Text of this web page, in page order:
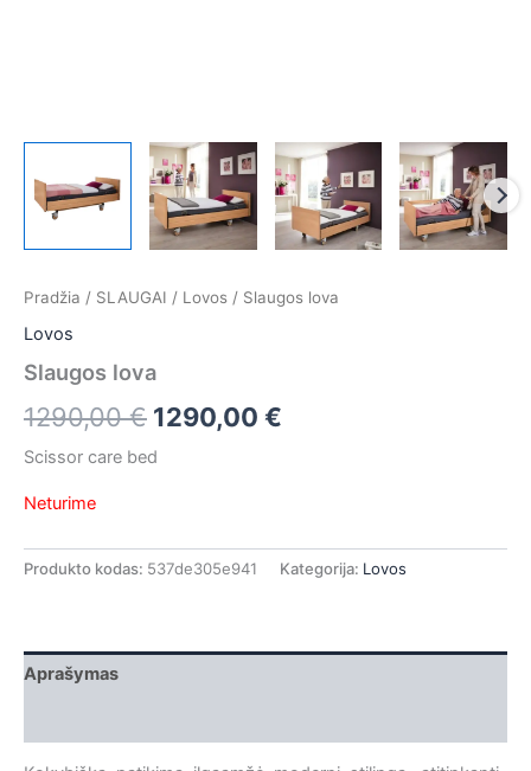
Pradžia / SLAUGAI / Lovos / Slaugos lova
Lovos
Slaugos lova
1290,00€ 1290,00 €
Scissor care bed
Neturime
Produkto kodas: 537de305e941 Kategorija: Lovos
Aprašymas